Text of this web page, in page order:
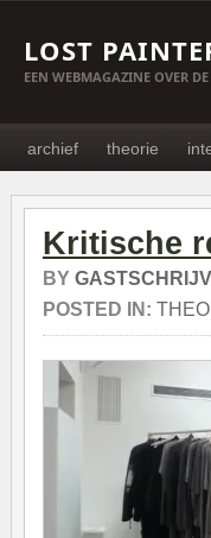
LOST
EEN WEBMAGAZINE OVER
archief theorie
Kritische
BY
POSTED IN: